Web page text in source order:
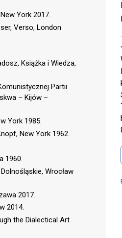
York 2017.
Verso, London
Książka i Wiedza,
Partii
– Kijów –
York 1985.
New York 1962.
1960.
Wrocław
2017.
2014.
the Dialectical Art